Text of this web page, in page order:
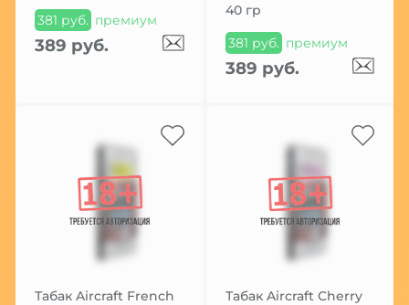
381 руб. премиум
389 руб.
40 гр
381 руб. премиум
389 руб.
Табак Aircraft French
Табак Aircraft Cherry